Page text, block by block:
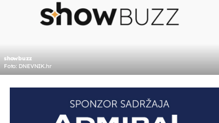
showbuzz
Foto: DNEVNIK.hr
OMOGUĆI OBAVIJESTI